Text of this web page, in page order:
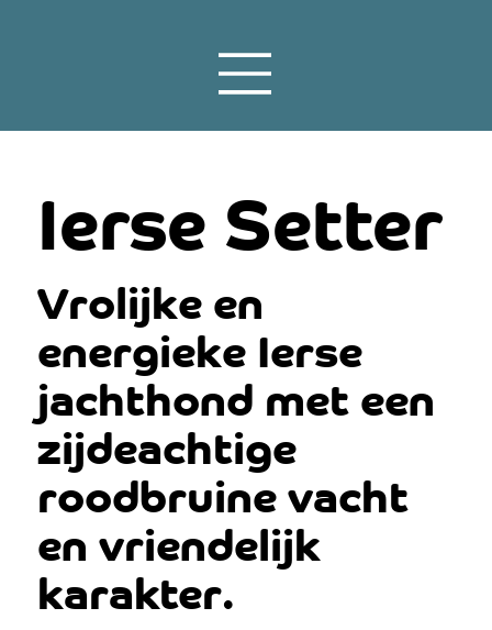
Ierse Setter
Vrolijke en
energieke Ierse
jachthond met een
zijdeachtige
roodbruine vacht
en vriendelijk
karakter.